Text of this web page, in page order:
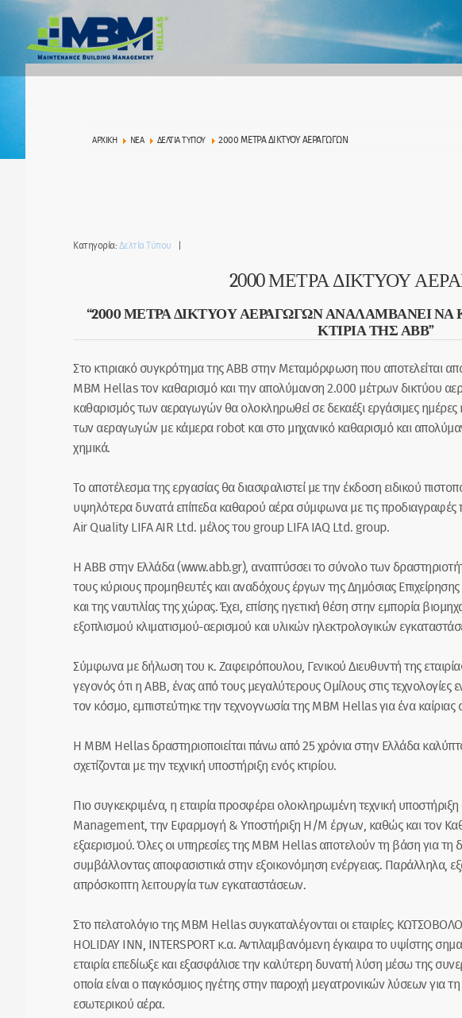
ΑΡΧΙΚΉ ΝΕΑ ΔΕΛΤΙΑ ΤΥΠΟΥ 2000 ΜΕΤΡΑ ΔΙΚΤΥΟΥ ΑΕΡΑΓΩΓΩΝ
Κατηγορία:Δελτία Τύπου
2000 ΜΕΤΡΑ ΔΙΚΤΥΟΥ
“2000 ΜΕΤΡΑ ΔΙΚΤΥΟΥ ΑΕΡΑΓΩΓΩΝ ΑΝΑΛΑΜΒΑΝΕΙ ΝΑ
ΚΤΙΡΙΑ ΤΗΣ ΑΒΒ”
Στο κτιριακό συγκρότημα της ABB στην Μεταμόρφωση που αποτελείται
MBM Hellas τον καθαρισμό και την απολύμανση 2.000 μέτρων δικτύου
καθαρισμός των αεραγωγών θα ολοκληρωθεί σε δεκαέξι εργάσιμες
των αεραγωγών με κάμερα robot και στο μηχανικό καθαρισμό και
χημικά.
Το αποτέλεσμα της εργασίας θα διασφαλιστεί με την έκδοση ειδικού
υψηλότερα δυνατά επίπεδα καθαρού αέρα σύμφωνα με τις προδιαγραφές
Air Quality LIFA AIR Ltd. μέλος του group LIFA IAQ Ltd. group.
Η ΑΒΒ στην Ελλάδα (www.abb.gr), αναπτύσσει το σύνολο των
τους κύριους προμηθευτές και αναδόχους έργων της Δημόσιας
και της ναυτιλίας της χώρας. Έχει, επίσης ηγετική θέση στην εμπορία
εξοπλισμού κλιματισμού-αερισμού και υλικών ηλεκτρολογικών
Σύμφωνα με δήλωση του κ. Ζαφειρόπουλου, Γενικού Διευθυντή της εταιρίας,
γεγονός ότι η ABB, ένας από τους μεγαλύτερους Ομίλους στις τεχνολογίες
τον κόσμο, εμπιστεύτηκε την τεχνογνωσία της ΜΒΜ Hellas για ένα καίριας
Η MBM Hellas δραστηριοποιείται πάνω από 25 χρόνια στην Ελλάδα
σχετίζονται με την τεχνική υποστήριξη ενός κτιρίου.
Πιο συγκεκριμένα, η εταιρία προσφέρει ολοκληρωμένη τεχνική
Management, την Εφαρμογή & Υποστήριξη Η/Μ έργων, καθώς και τον
εξαερισμού. Όλες οι υπηρεσίες της ΜΒΜ Hellas αποτελούν τη βάση για τη
συμβάλλοντας αποφασιστικά στην εξοικονόμηση ενέργειας. Παράλληλα,
απρόσκοπτη λειτουργία των εγκαταστάσεων.
Στο πελατολόγιο της ΜΒΜ Hellas συγκαταλέγονται οι εταιρίες:
HOLIDAY INN, INTERSPORT κ.α. Αντιλαμβανόμενη έγκαιρα το υψίστης
εταιρία επεδίωξε και εξασφάλισε την καλύτερη δυνατή λύση μέσω της
οποία είναι ο παγκόσμιος ηγέτης στην παροχή μεγατρονικών λύσεων για
εσωτερικού αέρα.